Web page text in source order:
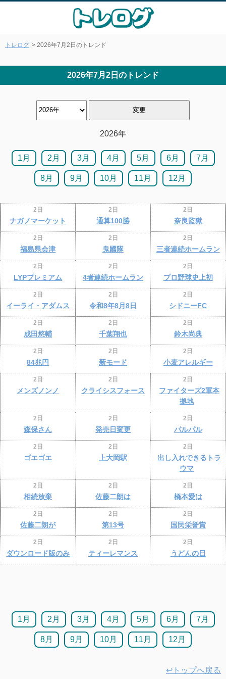
トレログ > 2026年7月2日のトレンド
2026年7月2日のトレンド
2026年
1月 2月 3月 4月 5月 6月 7月
8月 9月 10月 11月 12月
2日
ナガノマーケット
2日
通算100勝
2日
奈良監獄
2日
福島県会津
2日
鬼國隊
2日
三者連続ホームラン
2日
LYPプレミアム
2日
4者連続ホームラン
2日
プロ野球史上初
2日
イーライ・アダムス
2日
令和8年8月8日
2日
シドニーFC
2日
成田悠輔
2日
千葉翔也
2日
鈴木尚典
2日
84兆円
2日
新モード
2日
小麦アレルギー
2日
メンズノンノ
2日
クライシスフォース
2日
ファイターズ2軍本
拠地
2日
森保さん
2日
発売日変更
2日
パルパル
2日
ゴエゴエ
2日
上大岡駅
2日
出し入れできるトラ
ウマ
2日
相続放棄
2日
佐藤二朗は
2日
橋本愛は
2日
佐藤二朗が
2日
第13号
2日
国民栄誉賞
2日
ダウンロード版のみ
2日
ティーレマンス
2日
うどんの日
1月 2月 3月 4月 5月 6月 7月
8月 9月 10月 11月 12月
↩トップへ戻る